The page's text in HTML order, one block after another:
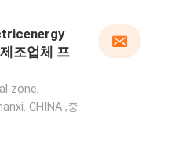
조업체 프
zone,
CHINA ,중